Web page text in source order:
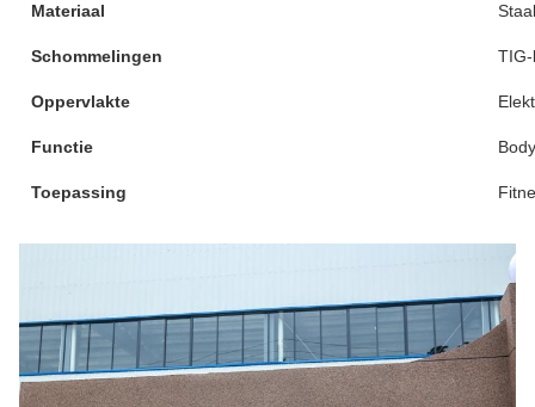
Materiaal
Schommelingen
Oppervlakte
Functie
Toepassing